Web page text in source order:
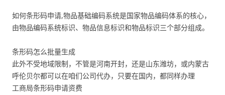
如何条形码申请,物品基础编码系统是国家物品编码体系的核心，
由物品编码系统标识、物品信息标识和物品标识三个部分组成。
条形码怎么批量生成
此外不受地域限制，不管是河南开封，还是山东潍坊，或内蒙古
呼伦贝尔都可以在咱们公司代办，只要在国内，都同样办理
工商局条形码申请资费